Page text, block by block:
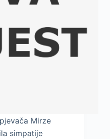
Mirze
simpatije